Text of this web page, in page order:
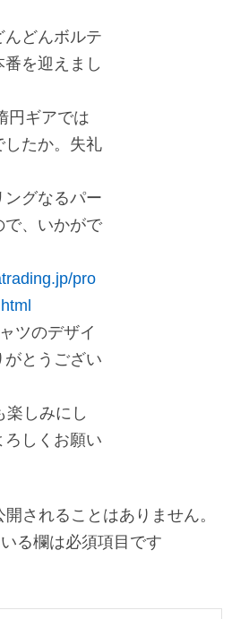
んどんボルテ
を迎えまし
円ギアでは
したか。失礼
グなるパー
で、いかがで
pro
ツのデザイ
がとうござい
楽しみにし
ろしくお願い
されることはありません。
る欄は必須項目です